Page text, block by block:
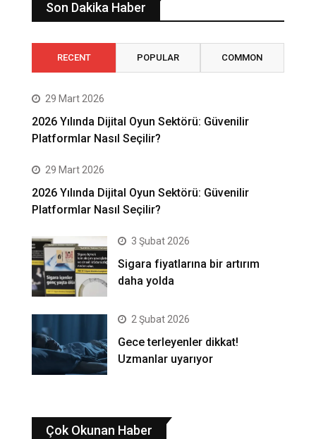
Son Dakika Haber
RECENT POPULAR COMMON
29 Mart 2026
2026 Yılında Dijital Oyun Sektörü: Güvenilir
Platformlar Nasıl Seçilir?
29 Mart 2026
2026 Yılında Dijital Oyun Sektörü: Güvenilir
Platformlar Nasıl Seçilir?
3 Şubat 2026
Sigara fiyatlarına bir artırım
daha yolda
2 Şubat 2026
Gece terleyenler dikkat!
Uzmanlar uyarıyor
Çok Okunan Haber